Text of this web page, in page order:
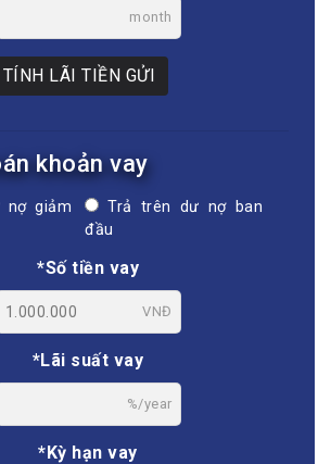
month
TÍNH LÃI TIỀN GỬI
khoản vay
nợ giảm
Trả trên dư nợ ban
đầu
*Số tiền vay
VNĐ
*Lãi suất vay
%/year
*Kỳ hạn vay